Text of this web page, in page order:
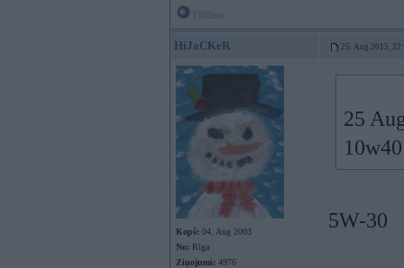
HiJaCKeR 25. Aug 2015,
Kopš: 04. Aug 2003
No: Rīga
Ziņojumi: 4976
25
5W-30